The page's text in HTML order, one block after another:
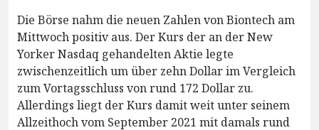
Die Börse nahm die neuen Zahlen von Biontech am
Mittwoch positiv aus. Der Kurs der an der New
Yorker Nasdaq gehandelten Aktie legte
zwischenzeitlich um über zehn Dollar im Vergleich
zum Vortagsschluss von rund 172 Dollar zu.
Allerdings liegt der Kurs damit weit unter seinem
Allzeithoch vom September 2021 mit damals rund